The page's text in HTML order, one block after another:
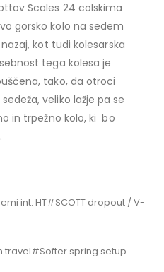
Scales 24 colskima
gorsko kolo na sedem
kot tudi kolesarska
tega kolesa je
tako, da otroci
veliko lažje pa se
in trpežno kolo, ki bo
int. HT#SCOTT dropout / V-
travel#Softer spring setup